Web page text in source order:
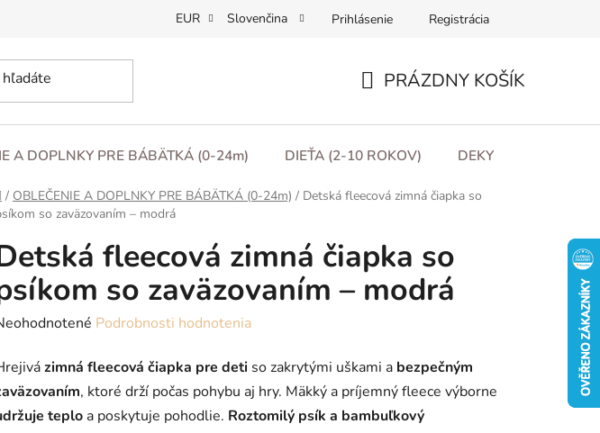
Obchodní podmínky Podmínky ochrany osobních údajů
EUR Slovenčina Prihlásenie Registrácia
KOŠÍK
PRÁZDNY KOŠÍK
A DOPLNKY PRE BÁBÄTKÁ (0-24m) DIEŤA (2-10 ROKOV) DEKY
Domov
/ OBLEČENIE A DOPLNKY PRE BÁBÄTKÁ (0-24m) / Detská fleecová zimná čiapka so
so zaväzovaním – modrá
fleecová zimná čiapka so
so zaväzovaním – modrá
Podrobnosti hodnotenia
zimná fleecová čiapka pre deti so zakrytými uškami a bezpečným
, ktoré drží počas pohybu aj hry. Mäkký a príjemný fleece výborne
teplo a poskytuje pohodlie. Roztomilý psík a bambuľkový